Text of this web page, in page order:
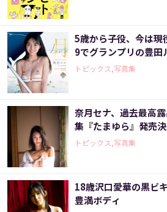
5歳から子役、今は現
9でグランプリの豊
トピックス,写真集
奈月セナ、過去最高
集『たまゆら』発売
トピックス,写真集
18歳沢口愛華の黒ビ
豊満ボディ